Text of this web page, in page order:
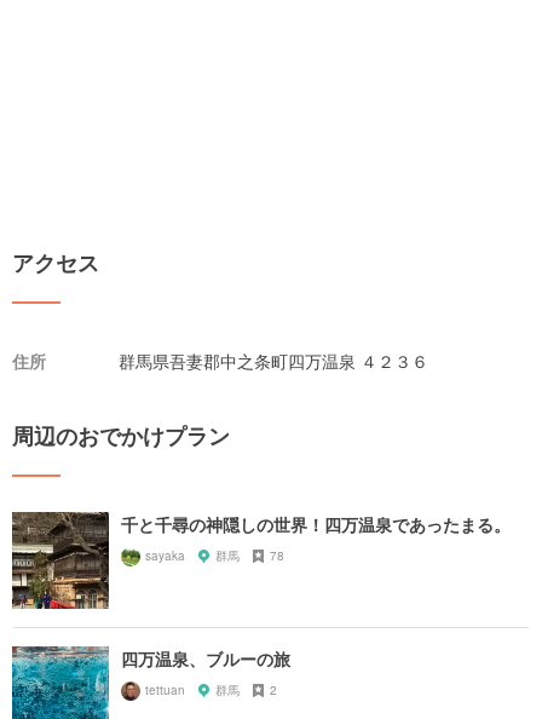
アクセス
住所 群馬県吾妻郡中之条町四万温泉 ４２３６
周辺のおでかけプラン
千と千尋の神隠しの世界！四万温泉であったまる。
sayaka 群馬 78
四万温泉、ブルーの旅
tettuan 群馬 2